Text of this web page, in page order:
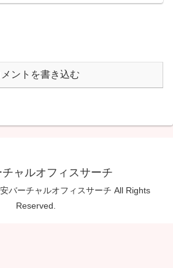
メントを書き込む
ャルオフィスサーチ
バーチャルオフィスサーチ All Rights
Reserved.